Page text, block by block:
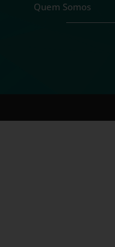
Quem Somos